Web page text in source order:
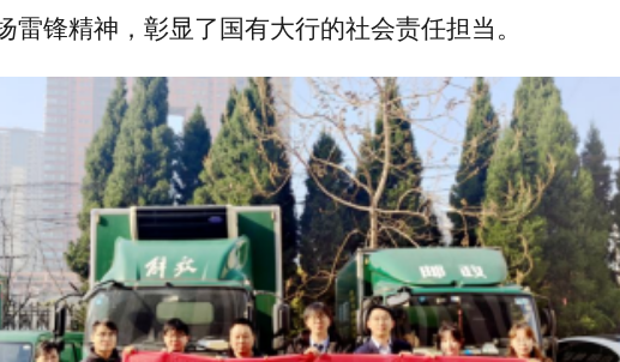
雷锋精神，彰显了国有大行的社会责任担当。